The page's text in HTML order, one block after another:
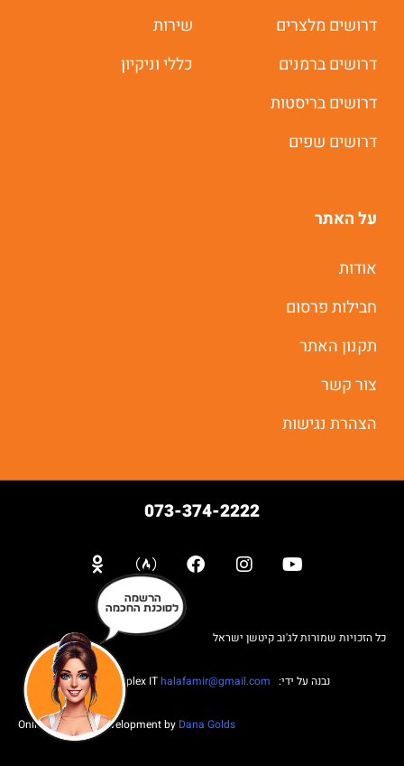
דרושים מלצרים
דרושים ברמנים
דרושים בריסטות
דרושים שפים
שירות
כללי וניקיון
על האתר
אודות
חבילות פרסום
תקנון האתר
צור קשר
הצהרת נגישות
073-374-2222
כל הזכויות שמורות לג'וב קיטשן ישראל
נבנה על ידי: Web complex IT halafamir@gmail.com
Online Business Development by Dana Golds
הרשמה
לסוכנת החכמה